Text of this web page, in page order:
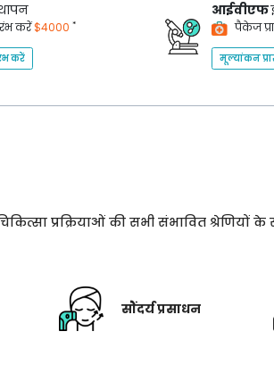
करें$4000 *
करें
आईवीएफ
पैकेज
मूल्यांकन
प्रक्रियाओं की सभी संभावित श्रेणियों के
सौंदर्य प्रसाधन